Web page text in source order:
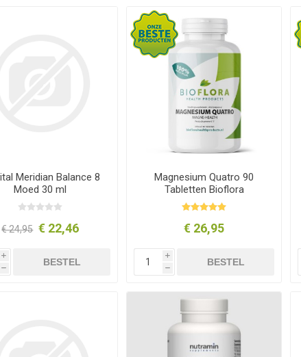
Meridian Balance 8
Moed 30 ml
€ 24,95 € 22,46
i
h
BESTEL
Magnesium Quatro 90
Tabletten Bioflora
€ 26,95
i
h
BESTEL